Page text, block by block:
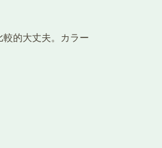
較的大丈夫。カラー